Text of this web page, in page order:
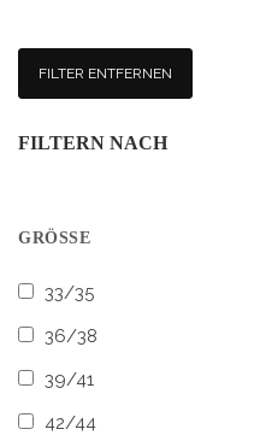
FILTER ENTFERNEN
FILTERN NACH
GRÖSSE
33/35
36/38
39/41
42/44